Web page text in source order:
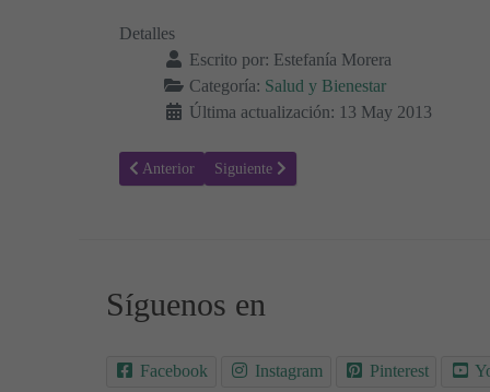
Detalles
Escrito por: Estefanía Morera
Categoría: Salud y Bienestar
Última actualización: 13 May 2013
Artículo anterior: Diabetes: Recomendaciones nutricionales
Anterior Artículo siguiente: Cólico nefrítico y
Siguiente
Síguenos en
Facebook Instagram Pinterest